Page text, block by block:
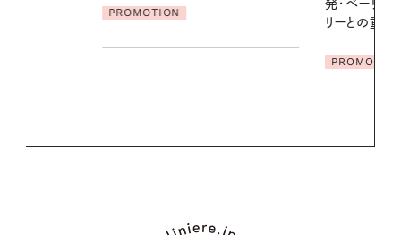
発・ベーリングの腕時計】 アクセサ
リーとの重ねづけも素敵な大人の